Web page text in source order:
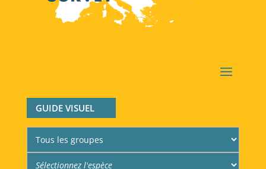
GUIDE VISUEL